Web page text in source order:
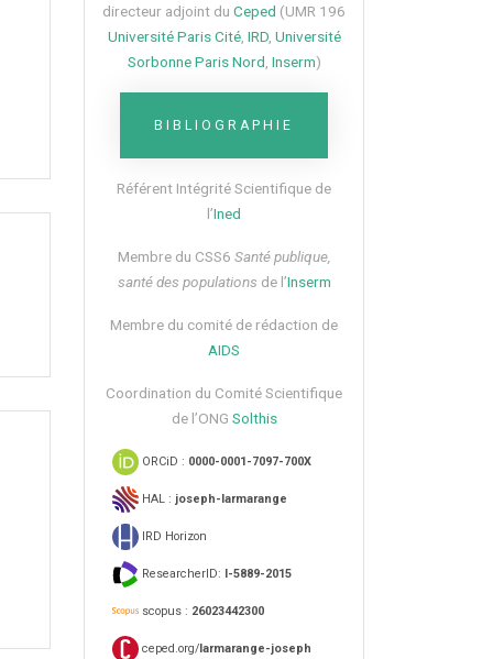
directeur adjoint du Ceped (UMR 196
Université Paris Cité, IRD, Université
Sorbonne Paris Nord Inserm)
BIBLIOGRAPHIE
Référent Intégrité Scientifique de
l’Ined
Membre du CSS6​ Santé publique,
santé des populations de l’Inserm
Membre du comité de rédaction de
AIDS
Coordination du Comité Scientifique
de l’ONG Solthis
ORCiD : 0000-0001-7097-700X
HAL : joseph-larmarange
IRD Horizon
ResearcherID: I-5889-2015
scopus : 26023442300
ceped.org/larmarange-joseph